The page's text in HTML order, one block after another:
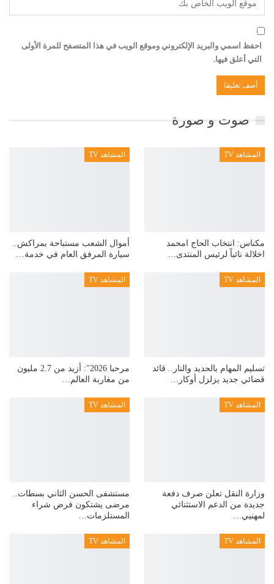
احفظ اسمي والبريد الإلكتروني وموقع الويب في هذا المتصفح للمرة الأولى
التي أعلق فيها.
صوت و صورة
المشاهد TV
مكناس: انتخاب الحاج امحمد
اخلالة نائباً لرئيس المنتدى…
المشاهد TV
أموال الشعب مستباحة بمراكش..
سيارة المرفق العام في خدمة…
المشاهد TV
تسليم المهام بالحديد والنار.. قائد
قضائي جديد يزلزل أوكار…
المشاهد TV
مرحبا 2026″: أزيد من 2.7 مليون
من مغاربة العالم…
المشاهد TV
وزارة النقل تعلن صرف دفعة
جديدة من الدعم الاستثنائي
لمهنيي…
المشاهد TV
مستشفى الحسن الثاني بسطات..
مرضى يشتكون فرض شراء
المستلزمات…
المشاهد TV المشاهد TV